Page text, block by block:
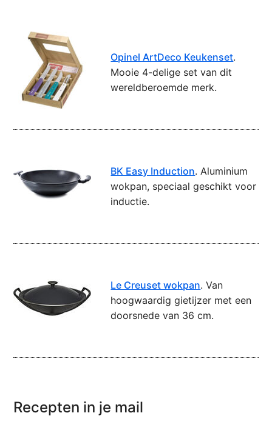
Opinel ArtDeco Keukenset.
Mooie 4-delige set van dit
wereldberoemde merk.
BK Easy Induction. Aluminium
wokpan, speciaal geschikt voor
inductie.
Le Creuset wokpan. Van
hoogwaardig gietijzer met een
doorsnede van 36 cm.
Recepten in je mail